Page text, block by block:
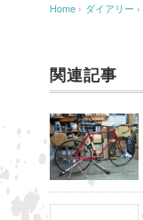
Home › ダイアリー ›
関連記事